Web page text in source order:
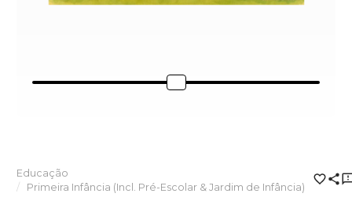
Educação
Primeira Infância (Incl. Pré-Escolar & Jardim de Infância)